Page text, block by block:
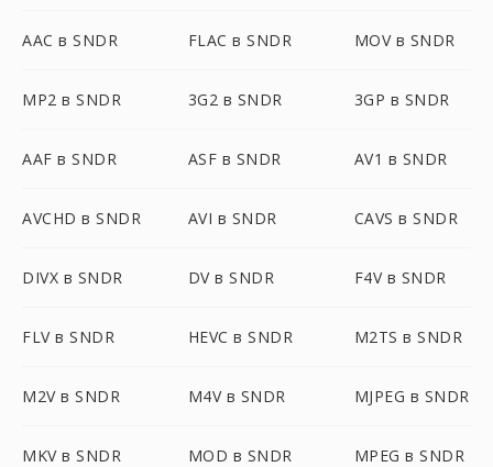
AAC в SNDR FLAC в SNDR MOV в SNDR
MP2 в SNDR 3G2 в SNDR 3GP в SNDR
AAF в SNDR ASF в SNDR AV1 в SNDR
AVCHD в SNDR AVI в SNDR CAVS в SNDR
DIVX в SNDR DV в SNDR F4V в SNDR
FLV в SNDR HEVC в SNDR M2TS в SNDR
M2V в SNDR M4V в SNDR MJPEG в SNDR
MKV в SNDR MOD в SNDR MPEG в SNDR